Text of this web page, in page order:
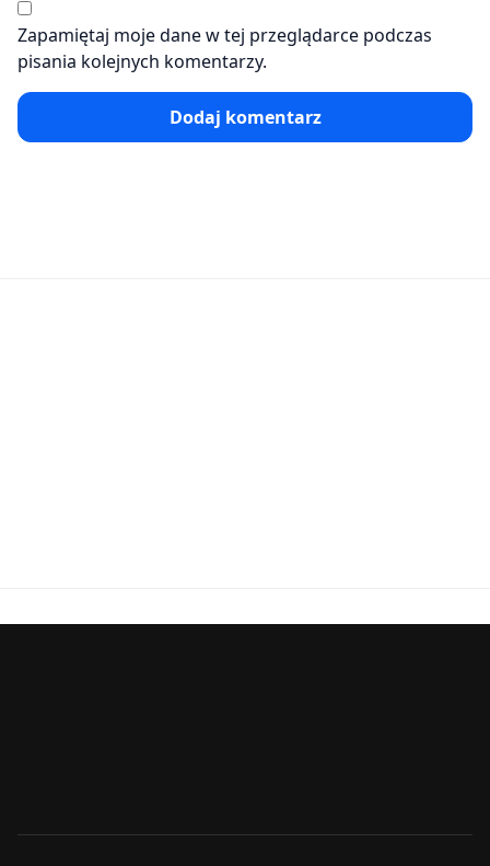
Zapamiętaj moje dane w tej przeglądarce podczas
pisania kolejnych komentarzy.
Dodaj komentarz